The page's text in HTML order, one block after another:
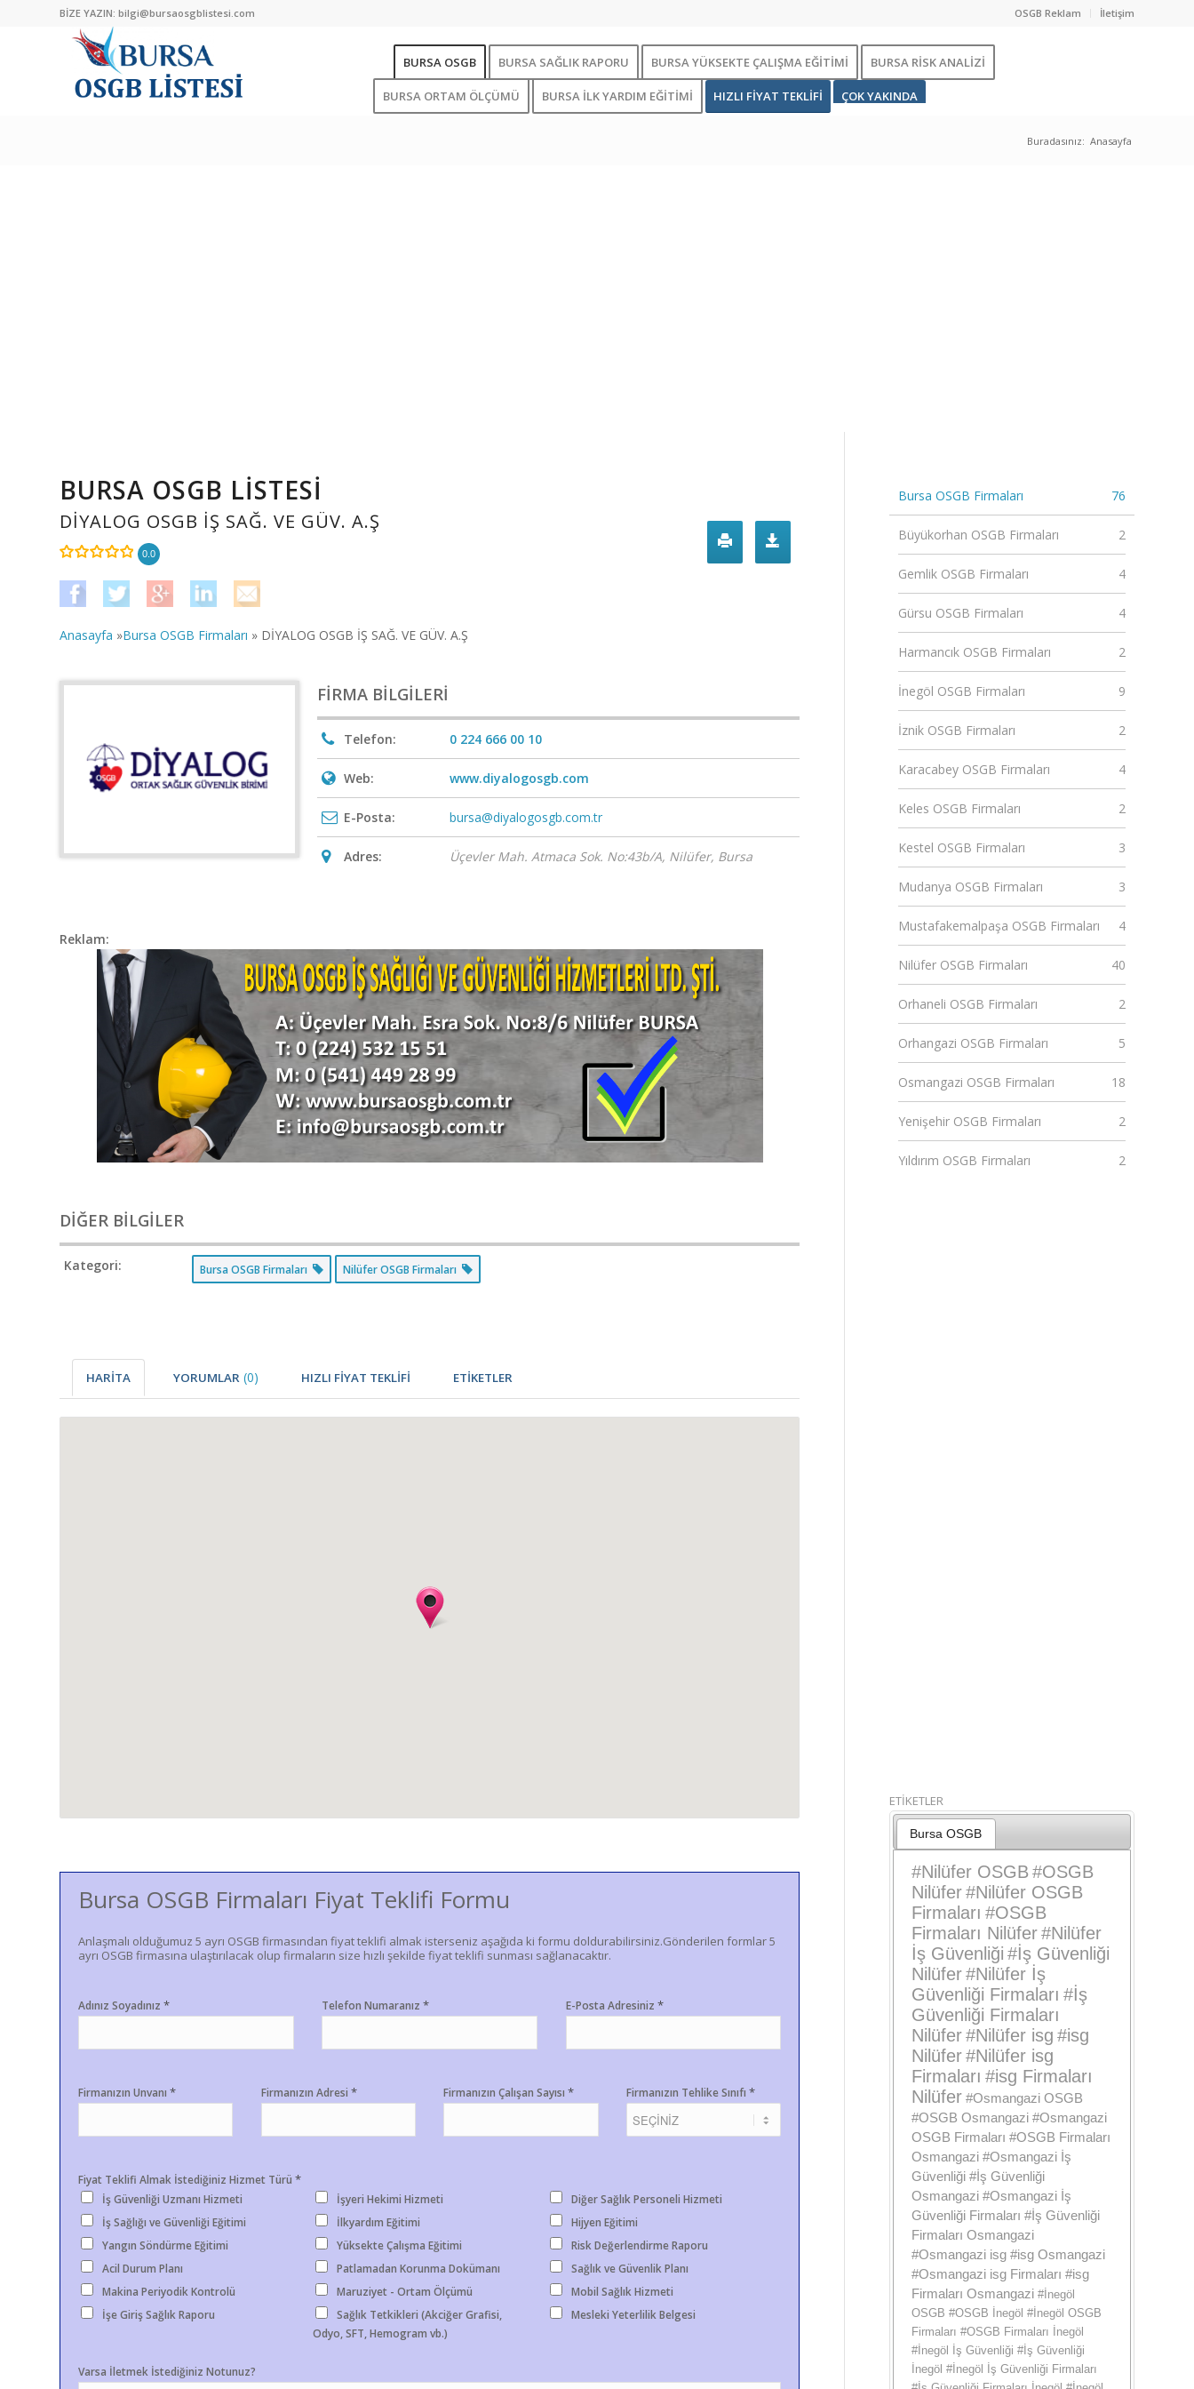
OSGB Reklam İletişim
BİZE YAZIN: bilgi@bursaosgblistesi.com
BURSA OSGB BURSA SAĞLIK RAPORU BURSA YÜKSEKTE ÇALIŞMA EĞİTİMİ BURSA RİSK ANALİZİ
BURSA ORTAM ÖLÇÜMÜ BURSA İLK YARDIM EĞİTİMİ HIZLI FİYAT TEKLİFİ ÇOK YAKINDA
Buradasınız: Anasayfa
BURSA OSGB LİSTESİ
DİYALOG OSGB İŞ SAĞ. VE GÜV. A.Ş
0.0
Anasayfa »Bursa OSGB Firmaları » DİYALOG OSGB İŞ SAĞ. VE GÜV. A.Ş
FIRMA BILGILERI
Telefon: 0 224 666 00 10
Web: www.diyalogosgb.com
E-Posta: bursa@diyalogosgb.com.tr
Adres: Üçevler Mah. Atmaca Sok. No:43b/A, Nilüfer, Bursa
Reklam:
BİZİMLE İLETİŞİME GEÇİN
DİĞER BİLGİLER
Kategori: Bursa OSGB Firmaları Nilüfer OSGB Firmaları
HARİTA YORUMLAR (0) HIZLI FİYAT TEKLİFİ ETİKETLER
Bursa OSGB Firmaları Fiyat Teklifi Formu
Anlaşmalı olduğumuz 5 ayrı OSGB firmasından fiyat teklifi almak isterseniz aşağıda ki formu doldurabilirsiniz.Gönderilen formlar 5
ayrı OSGB firmasına ulaştırılacak olup firmaların size hızlı şekilde fiyat teklifi sunması sağlanacaktır.
Adınız Soyadınız * Telefon Numaranız* E-Posta Adresiniz *
Firmanızın Unvanı * Firmanızın Adresi * Firmanızın Çalışan Sayısı* Firmanızın Tehlike Sınıfı*
Fiyat Teklifi Almak İstediğiniz Hizmet Türü *
İş Güvenliği Uzmanı Hizmeti İşyeri Hekimi Hizmeti
Diğer Sağlık Personeli Hizmeti
İş Sağlığı ve Güvenliği Eğitimi
İlkyardım Eğitimi
Hijyen Eğitimi
Yangın Söndürme Eğitimi
Yüksekte Çalışma Eğitimi
Risk Değerlendirme Raporu
Acil Durum Planı
Patlamadan Korunma Dokümanı
Sağlık ve Güvenlik Planı
Makina Periyodik Kontrolü
Maruziyet - Ortam Ölçümü
Mobil Sağlık Hizmeti
İşe Giriş Sağlık Raporu
Sağlık Tetkikleri (Akciğer Grafisi,
Odyo, SFT, Hemogram vb.)
Mesleki Yeterlilik Belgesi
Varsa İletmek İstediğiniz Notunuz?
Bursa OSGB Firmaları 76
Büyükorhan OSGB Firmaları 2
Gemlik OSGB Firmaları 4
Gürsu OSGB Firmaları 4
Harmancık OSGB Firmaları 2
İnegöl OSGB Firmaları 9
İznik OSGB Firmaları 2
Karacabey OSGB Firmaları 4
Keles OSGB Firmaları 2
Kestel OSGB Firmaları 3
Mudanya OSGB Firmaları 3
Mustafakemalpaşa OSGB Firmaları 4
Nilüfer OSGB Firmaları 40
Orhaneli OSGB Firmaları 2
Orhangazi OSGB Firmaları 5
Osmangazi OSGB Firmaları 18
Yenişehir OSGB Firmaları 2
Yıldırım OSGB Firmaları 2
ETİKETLER
Bursa OSGB
#Nilüfer OSGB#OSGB
Nilüfer#Nilüfer OSGB
Firmaları #OSGB
Firmaları Nilüfer#Nilüfer
İş Güvenliği #İş Güvenliği
Nilüfer#Nilüfer İş
Güvenliği Firmaları #İş
Güvenliği Firmaları
Nilüfer#Nilüfer isg #isg
Nilüfer#Nilüfer isg
Firmaları #isg Firmaları
Nilüfer #Osmangazi OSGB
#OSGB Osmangazi #Osmangazi
OSGB Firmaları #OSGB Firmaları
Osmangazi #Osmangazi İş
Güvenliği #İş Güvenliği
Osmangazi #Osmangazi İş
Güvenliği Firmaları #İş Güvenliği
Firmaları Osmangazi
#Osmangazi isg #isg Osmangazi
#Osmangazi isg Firmaları #isg
Firmaları Osmangazi # İnegöl
OSGB #OSGB İnegöl # İnegöl OSGB
Firmaları #OSGB Firmaları İnegöl
# İnegöl İş Güvenliği # İş Güvenliği
İnegöl # İnegöl İş Güvenliği Firmaları